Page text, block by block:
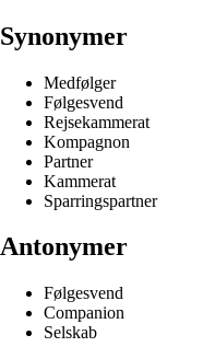
Synonymer
Medfølger
Følgesvend
Rejsekammerat
Kompagnon
Partner
Kammerat
Sparringspartner
Antonymer
Følgesvend
Companion
Selskab